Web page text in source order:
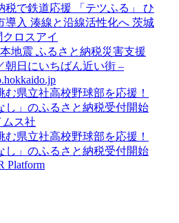
税で鉄道応援 「テツふる」 ひ
導入 湊線と沿線活性化へ 茨城
ロスアイ
地震 ふるさと納税災害支援
朝日にいちばん近い街 –
む県立社高校野球部を応援！
し」のふるさと納税受付開始
ムス社
む県立社高校野球部を応援！
し」のふるさと納税受付開始
Platform